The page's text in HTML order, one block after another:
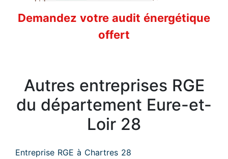
Demandez votre audit énergétique
offert
Autres entreprises RGE
du département Eure-et-
Loir 28
Entreprise RGE à Chartres 28